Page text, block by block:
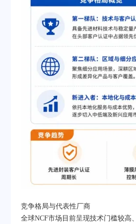
竞争格局与代表性厂商
全球NCF市场目前呈现技术门槛较高